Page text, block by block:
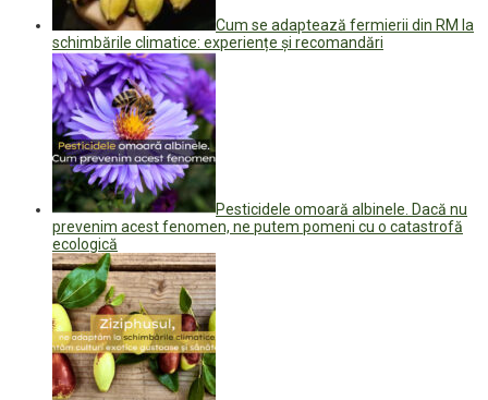
Cum se adaptează fermierii din RM la
schimbările climatice: experiențe și recomandări
Pesticidele omoară albinele. Dacă nu
prevenim acest fenomen, ne putem pomeni cu o catastrofă
ecologică